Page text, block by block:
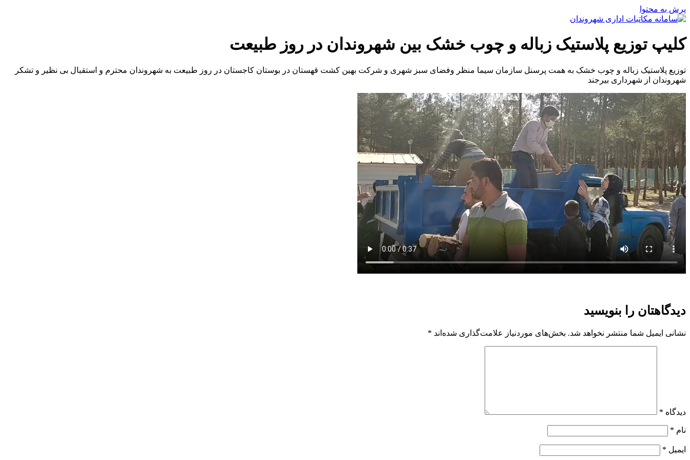
پرش به محتوا
کلیپ توزیع پلاستیک زباله و چوب خشک بین شهروندان در روز طبیعت
توزیع پلاستیک زباله و چوب خشک به همت پرسنل سازمان سیما منظر وفضای سبز شهری و شرکت بهین کشت قهستان در بوستان کاجستان در روز طبیعت به شهروندان محترم و استقبال بی نظیر و تشکر
شهروندان از شهرداری بیرجند
دیدگاهتان را بنویسید
نشانی ایمیل شما منتشر نخواهد شد. بخش‌های موردنیاز علامت‌گذاری شده‌اند *
دیدگاه *
نام *
ایمیل *